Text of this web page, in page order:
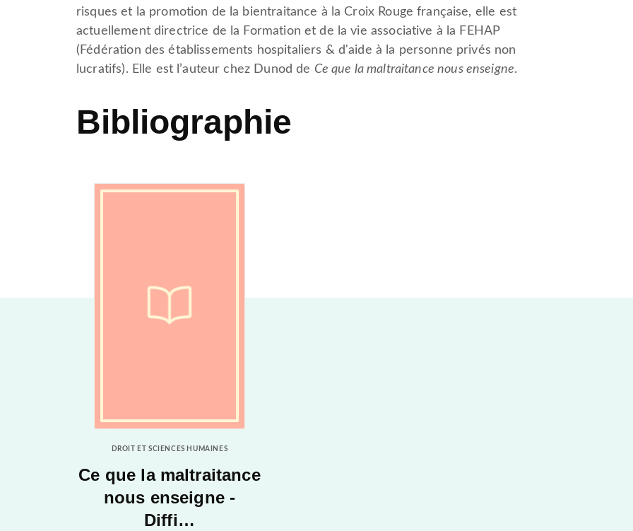
risques et la promotion de la bientraitance à la Croix Rouge française, elle est
actuellement directrice de la Formation et de la vie associative à la FEHAP
(Fédération des établissements hospitaliers & d'aide à la personne privés non
lucratifs). Elle est l’auteur chez Dunod de Ce que la maltraitance nous enseigne.
Bibliographie
DROIT ET SCIENCES HUMAINES
Ce que la maltraitance
nous enseigne -
Diffi…